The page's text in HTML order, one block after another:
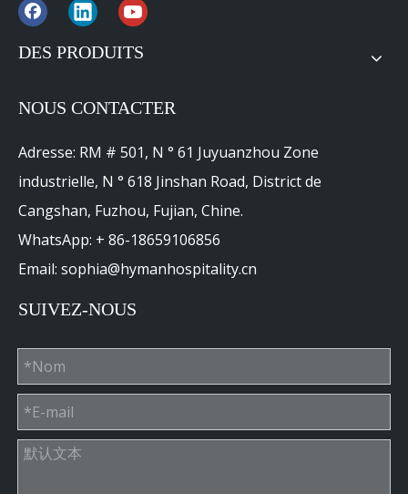
DES PRODUITS
NOUS CONTACTER
Adresse: RM # 501, N ° 61 Juyuanzhou Zone
industrielle, N ° 618 Jinshan Road, District de
Cangshan, Fuzhou, Fujian, Chine.
WhatsApp: + 86-18659106856
Email: sophia@hymanhospitality.cn
SUIVEZ-NOUS